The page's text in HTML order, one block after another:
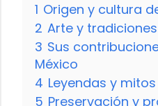
1 Origen y cultura
2 Arte y
3 Sus
México
4 Leyendas y
5 Preservación y